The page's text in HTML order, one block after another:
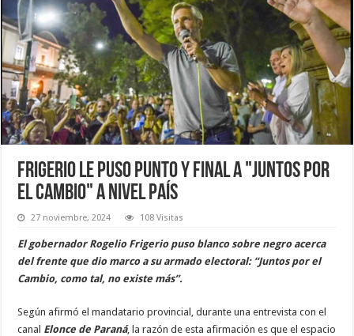
Frigerio le puso punto y final a "Juntos por
el Cambio" a nivel país
27 noviembre, 2024 108 Visitas
El gobernador Rogelio Frigerio puso blanco sobre negro acerca
del frente que dio marco a su armado electoral: “Juntos por el
Cambio, como tal, no existe más”.
Según afirmó el mandatario provincial, durante una entrevista con el
canal Elonce de Paraná, la razón de esta afirmación es que el espacio